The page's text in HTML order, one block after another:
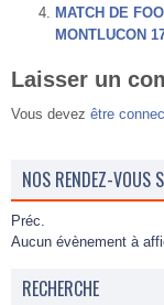
MATCH DE
MONTLUCON
Laisser un
Vous devez être
NOS RENDEZ-VOUS
Préc.
Aucun évènement à
RECHERCHE